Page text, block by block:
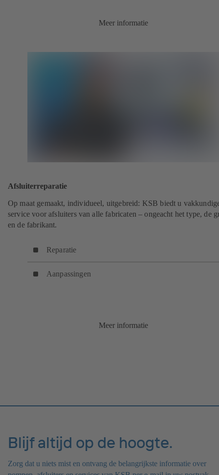
Meer informatie
Afsluiterreparatie
Op maat gemaakt, individueel, uitgebreid: KSB biedt u
service voor afsluiters van alle fabricaten – ongeacht het type, de
en de fabrikant.
Reparatie
Aanpassingen
Meer informatie
Blijf altijd op de hoogte.
Zorg dat u niets mist en ontvang de belangrijkste informatie over